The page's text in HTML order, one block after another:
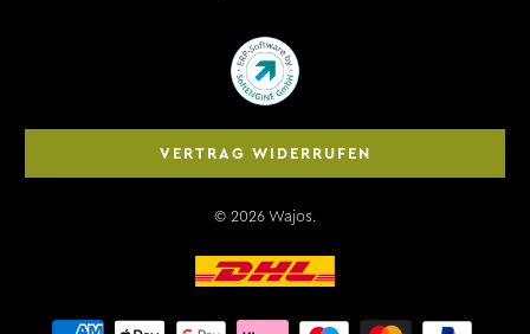
VERTRAG WIDERRUFEN
© 2026 Wajos.